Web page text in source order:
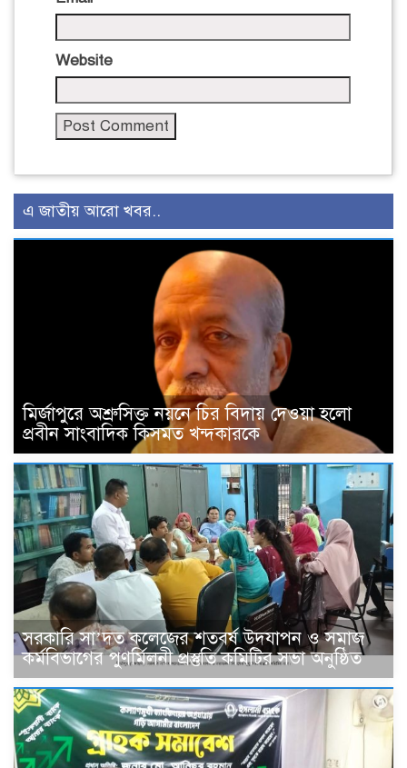
Website
এ জাতীয় আরো খবর..
মির্জাপুরে অশ্রুসিক্ত নয়নে চির বিদায় দেওয়া হলো
প্রবীন সাংবাদিক কিসমত খন্দকারকে
সরকারি সা’দত কলেজের শতবর্ষ উদযাপন ও সমাজ
কর্মবিভাগের পুণর্মিলনী প্রস্তুতি কমিটির সভা অনুষ্ঠিত